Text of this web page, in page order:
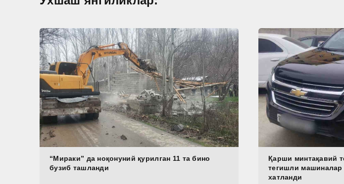
“Мираки” да ноқонуний қурилган 11 та бино
бузиб ташланди
Қарши минтақавий
тегишли машиналар
хатланди